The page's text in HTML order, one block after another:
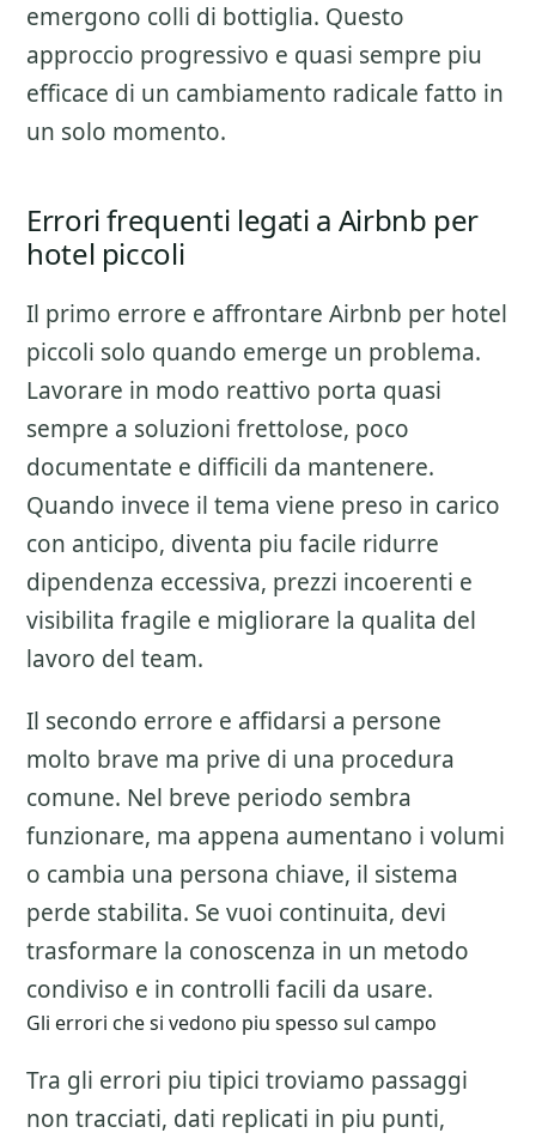
emergono colli di bottiglia. Questo
approccio progressivo e quasi sempre piu
efficace di un cambiamento radicale fatto in
un solo momento.
Errori frequenti legati a Airbnb per
hotel piccoli
Il primo errore e affrontare Airbnb per hotel
piccoli solo quando emerge un problema.
Lavorare in modo reattivo porta quasi
sempre a soluzioni frettolose, poco
documentate e difficili da mantenere.
Quando invece il tema viene preso in carico
con anticipo, diventa piu facile ridurre
dipendenza eccessiva, prezzi incoerenti e
visibilita fragile e migliorare la qualita del
lavoro del team.
Il secondo errore e affidarsi a persone
molto brave ma prive di una procedura
comune. Nel breve periodo sembra
funzionare, ma appena aumentano i volumi
o cambia una persona chiave, il sistema
perde stabilita. Se vuoi continuita, devi
trasformare la conoscenza in un metodo
condiviso e in controlli facili da usare.
Gli errori che si vedono piu spesso sul campo
Tra gli errori piu tipici troviamo passaggi
non tracciati, dati replicati in piu punti,